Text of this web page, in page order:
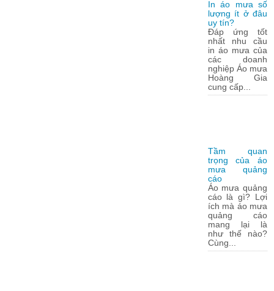
In áo mưa số
lượng ít ở đâu
uy tín?
Đáp ứng tốt
nhất nhu cầu
in áo mưa của
các doanh
nghiệp Áo mưa
Hoàng Gia
cung cấp...
Tầm quan
trọng của áo
mưa quảng
cáo
Áo mưa quảng
cáo là gì? Lợi
ích mà áo mưa
quảng cáo
mang lại là
như thế nào?
Cùng...